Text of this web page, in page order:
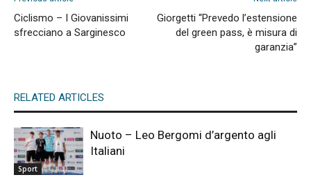
Ciclismo – I Giovanissimi
sfrecciano a Sarginesco
Giorgetti “Prevedo l’estensione
del green pass, è misura di
garanzia”
RELATED ARTICLES
Sport
Nuoto – Leo Bergomi d’argento agli
Italiani